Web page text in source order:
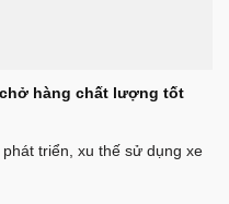
hàng chất lượng tốt
triển, xu thế sử dụng xe